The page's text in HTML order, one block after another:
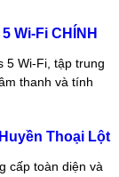
Wi-Fi CHÍNH
5 Wi-Fi, tập trung
thanh và tính
Thoại Lột
cấp toàn diện và